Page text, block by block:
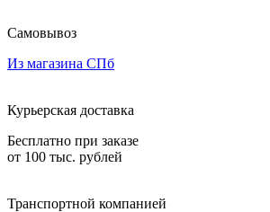
Самовывоз
Из магазина СПб
Курьерская доставка
Бесплатно при заказе
от 100 тыс. рублей
Транспортной компанией